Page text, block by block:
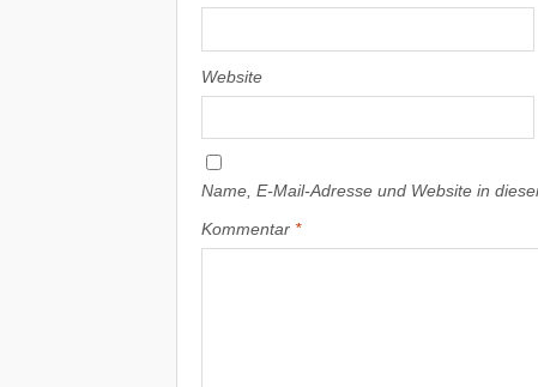
Website
Name, E-Mail-Adresse und Website in
Kommentar *